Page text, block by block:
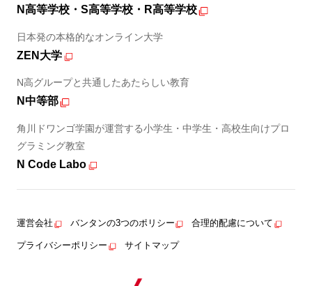
N高等学校・S高等学校・R高等学校
日本発の本格的なオンライン大学
ZEN大学
N高グループと共通したあたらしい教育
N中等部
角川ドワンゴ学園が運営する小学生・中学生・高校生向けプロ
グラミング教室
N Code Labo
運営会社 バンタンの3つのポリシー 合理的配慮について
プライバシーポリシー サイトマップ